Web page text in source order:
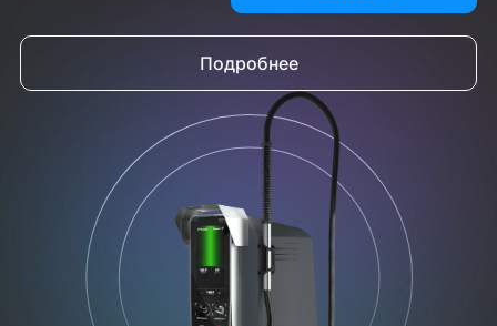
Подробнее